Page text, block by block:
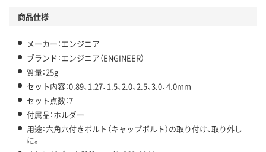
商品仕様
メーカー：エンジニア
ブランド：エンジニア（ENGINEER）
質量：25g
セット内容：0.89、1.27、1.5、2.0、2.5、3.0、4.0mm
セット点数：7
付属品：ホルダー
用途：六角穴付きボルト（キャップボルト）の取り付け、取り外し
に。